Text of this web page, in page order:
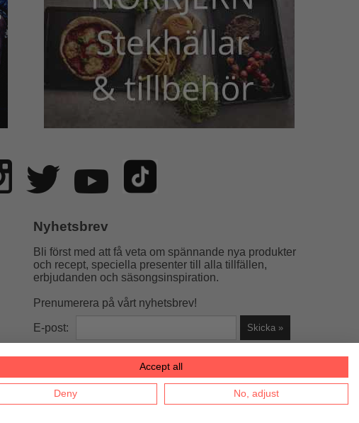
Nyhetsbrev
Bli först med att få veta om spännande nya produkter
och recept, speciella presenter till alla tillfällen,
erbjudanden och säsongsinspiration.
Prenumerera på vårt nyhetsbrev!
E-post:
58 (mejla helst)
Accept all
Deny No, adjust